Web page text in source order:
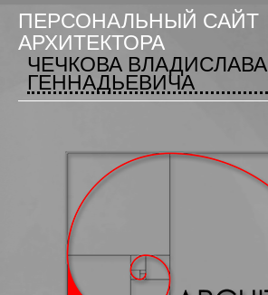
ПЕРСОНАЛЬНЫЙ САЙТ
АРХИТЕКТОРА
ЧЕЧКОВА ВЛАДИСЛАВА
ГЕННАДЬЕВИЧА